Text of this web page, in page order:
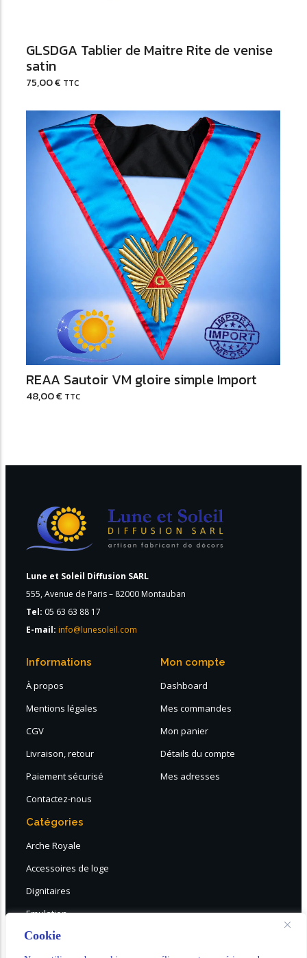
Cookie
GLSDGA Tablier de Maitre Rite de venise
satin
75,00€ TTC
Ajouter au Panier
REAA Sautoir VM gloire simple Import
48,00€ TTC
Lune et Soleil Diffusion SARL
555, Avenue de Paris – 82000 Montauban
Tel: 05 63 63 88 17
E-mail: info@lunesoleil.com
Informations
À propos
Mentions légales
CGV
Livraison, retour
Paiement sécurisé
Contactez-nous
Mon compte
Dashboard
Mes commandes
Mon panier
Détails du compte
Mes adresses
Catégories
Arche Royale
Accessoires de loge
Dignitaires
Emulation
DESTOCKAGE